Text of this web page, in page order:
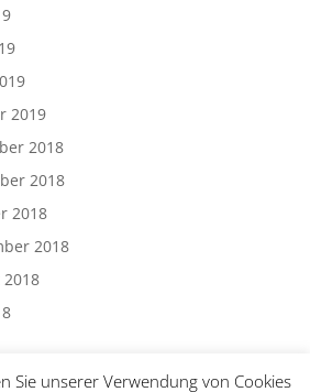
2019
2018
2018
2018
2018
Sie unserer Verwendung von Cookies